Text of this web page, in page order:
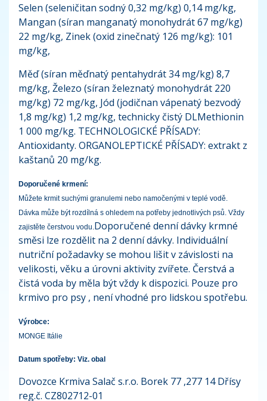
Selen (seleničitan sodný 0,32 mg/kg) 0,14 mg/kg,
Mangan (síran manganatý monohydrát 67 mg/kg)
22 mg/kg, Zinek (oxid zinečnatý 126 mg/kg): 101
mg/kg,
Měď (síran měďnatý pentahydrát 34 mg/kg) 8,7
mg/kg, Železo (síran železnatý monohydrát 220
mg/kg) 72 mg/kg, Jód (jodičnan vápenatý bezvodý
1,8 mg/kg) 1,2 mg/kg, technicky čistý DLMethionin
1 000 mg/kg. TECHNOLOGICKÉ PŘÍSADY:
Antioxidanty. ORGANOLEPTICKÉ PŘÍSADY: extrakt z
kaštanů 20 mg/kg.
Doporučené krmení:
Můžete krmit suchými granulemi nebo namočenými v teplé vodě.
Dávka může být rozdílná s ohledem na potřeby jednotlivých psů. Vždy
zajistěte čerstvou vodu. Doporučené denní dávky krmné
směsi lze rozdělit na 2 denní dávky. Individuální
nutriční požadavky se mohou lišit v závislosti na
velikosti, věku a úrovni aktivity zvířete. Čerstvá a
čistá voda by měla být vždy k dispozici. Pouze pro
krmivo pro psy , není vhodné pro lidskou spotřebu.
Výrobce:
MONGE Itálie
Datum spotřeby: Viz. obal
Dovozce Krmiva Salač s.r.o. Borek 77 ,277 14 Dřísy
reg.č. CZ802712-01